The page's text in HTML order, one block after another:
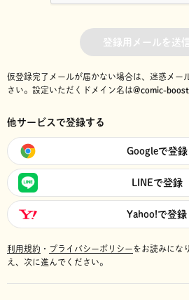
登録用メールを送
仮登録完了メールが届かない場合は、迷惑メー
さい。 設定いただくドメイン名は@comic-
他サービスで登録する
Googleで登録
LINEで登録
Yahoo!で登録
利用規約 ・ プライバシーポリシーをお読みにな
え、次に進んでください。